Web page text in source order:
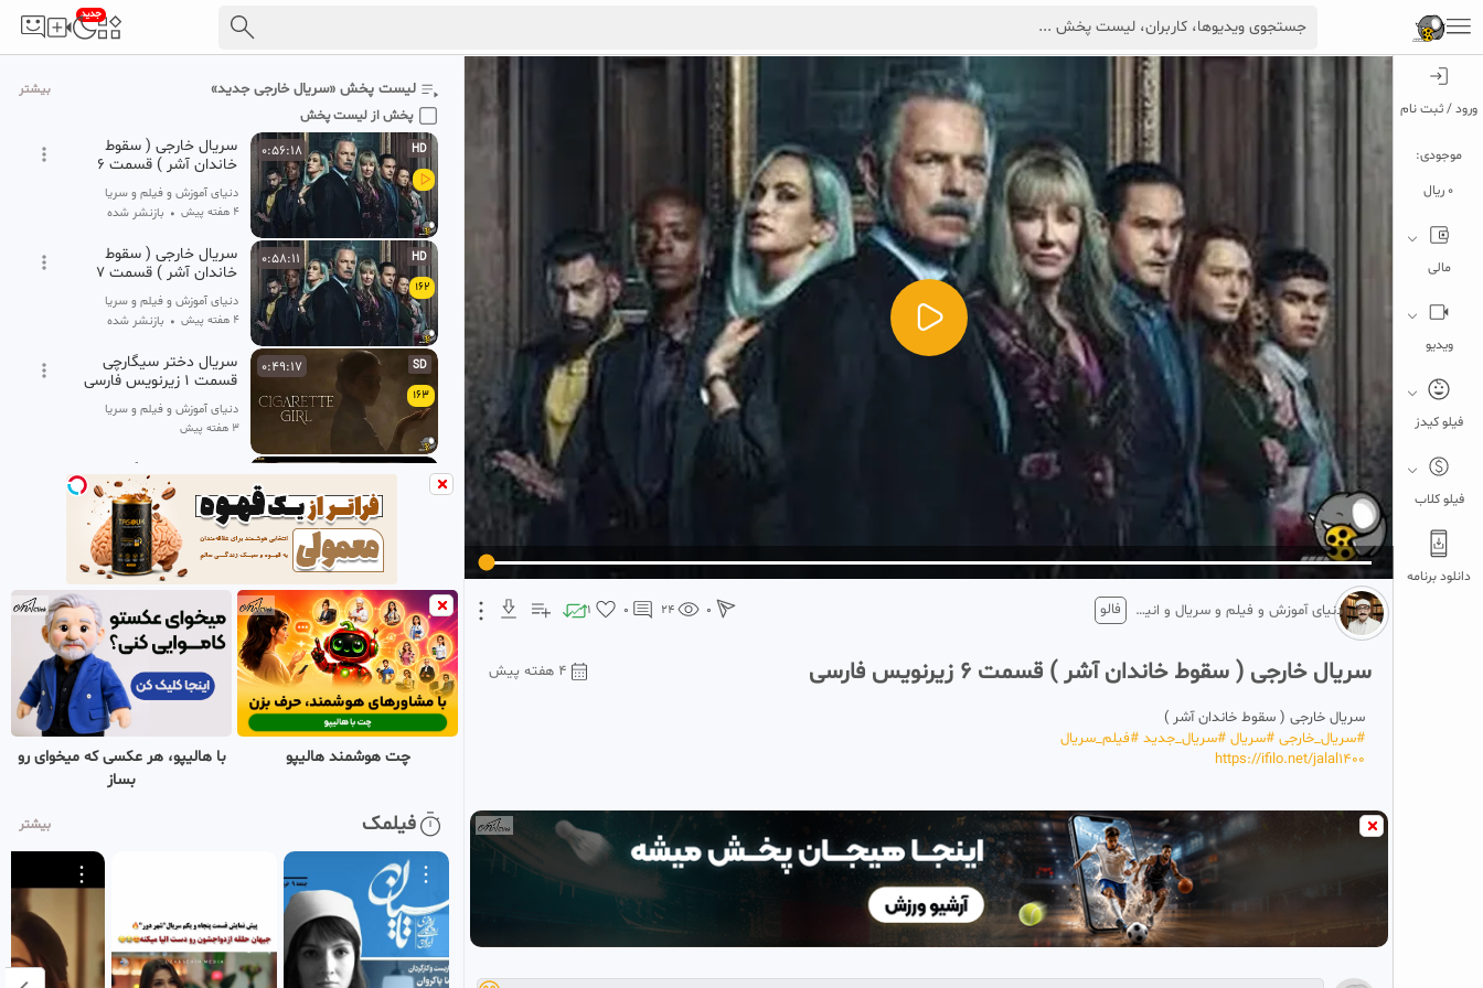
جدید
ورود / ثبت نام
موجودی:
0 ریال
مالی
ویدیو
فیلو کیدز
فیلو کلاب
دانلود برنامه
5
تبلیغ 1 از 2
دنیای آموزش و فیلم و سریال و انیمیشن فالو 1 0 24 0
سریال خارجی ( سقوط خاندان آشر ) قسمت ۶ زیرنویس فارسی ۴ هفته پیش
سریال خارجی ( سقوط خاندان آشر )
#‌سریال_خارجی #‌سریال #‌سریال_جدید #‌فیلم_سریال
https://ifilo.net/jalal1400
لیست پخش «سریال خارجی جدید» بیشتر
پخش از لیست پخش
سریال خارجی ( سقوط
خاندان آشر ) قسمت ۵
دنیای آموزش و فیلم و سریال و انیمیشن
0:56:18 HD
سریال خارجی ( سقوط
خاندان آشر ) قسمت ۶
زیرنویس فارسی
دنیای آموزش و فیلم و سریال و انیمیشن
۴ هفته پیش • بازنشر شده
162
0:58:11 HD
سریال خارجی ( سقوط
خاندان آشر ) قسمت ۷
زیرنویس فارسی
دنیای آموزش و فیلم و سریال و انیمیشن
۴ هفته پیش • بازنشر شده
163
0:49:17 SD
سریال دختر سیگارچی
قسمت ۱ زیرنویس فارسی
دنیای آموزش و فیلم و سریال و انیمیشن
۳ هفته پیش
1:00:41
سریال دختر سیگارچی
قسمت ۲ زیرنویس فارسی
دنیای آموزش و فیلم و سریال و انیمیشن
۳ هفته پیش • بازنشر شده
165
0:56:23
سریال دختر سیگارچی
دنیای آموزش و فیلم و سریال و انیمیشن
۳ هفته پیش • بازنشر شده
166
1:09:23 HD
سریال دختر سیگارچی
قسمت ۴ زیرنویس فارسی
دنیای آموزش و فیلم و سریال و انیمیشن
• بازنشر شده
167
سریال دختر سیگارچی
چت هوشمند هالیپو
با هالیپو، هر عکسی که میخوای رو
بساز
فیلمک بیشتر